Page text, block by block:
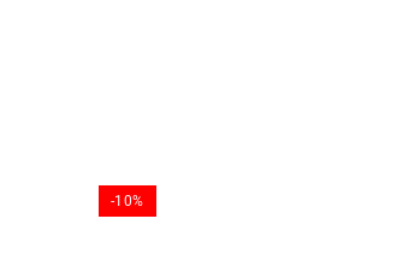
-10%